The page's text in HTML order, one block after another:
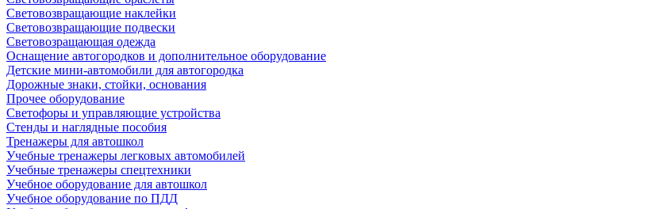
Световозвращающие наклейки
Световозвращающие подвески
Световозращающая одежда
Оснащение автогородков и дополнительное оборудование
Детские мини-автомобили для автогородка
Дорожные знаки, стойки, основания
Прочее оборудование
Светофоры и управляющие устройства
Стенды и наглядные пособия
Тренажеры для автошкол
Учебные тренажеры легковых автомобилей
Учебные тренажеры спецтехники
Учебное оборудование для автошкол
Учебное оборудование по ПДД